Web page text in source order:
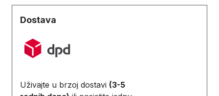
Dostava
Uživajte u brzoj dostavi (3-5